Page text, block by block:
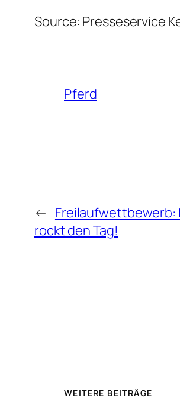
Source: Presseservice
Pferd
← Freilaufwettbewerb:
rockt den Tag!
WEITERE BEITRÄGE